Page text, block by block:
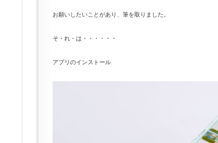
お願いしたいことがあり、筆を取りました。
そ・れ・は・・・・・・
アプリのインストール